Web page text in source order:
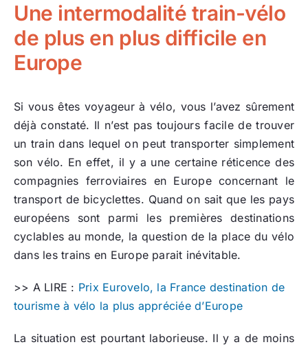
Une intermodalité train-vélo
de plus en plus difficile en
Europe
Si vous êtes voyageur à vélo, vous l’avez sûrement
déjà constaté. Il n’est pas toujours facile de trouver
un train dans lequel on peut transporter simplement
son vélo. En effet, il y a une certaine réticence des
compagnies ferroviaires en Europe concernant le
transport de bicyclettes. Quand on sait que les pays
européens sont parmi les premières destinations
cyclables au monde, la question de la place du vélo
dans les trains en Europe parait inévitable.
>> A LIRE : Prix Eurovelo, la France destination de
tourisme à vélo la plus appréciée d’Europe
La situation est pourtant laborieuse. Il y a de moins